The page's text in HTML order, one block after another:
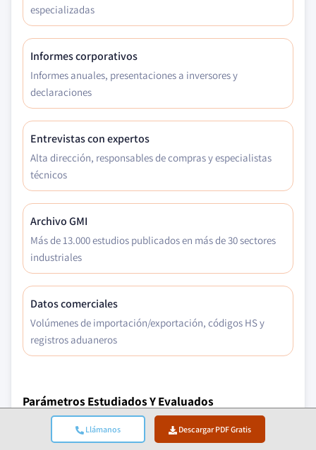
Llámanos Descargar PDF Gratis
especializadas
Informes corporativos
Informes anuales, presentaciones a inversores y
declaraciones
Entrevistas con expertos
Alta dirección, responsables de compras y especialistas
técnicos
Archivo GMI
Más de 13.000 estudios publicados en más de 30 sectores
industriales
Datos comerciales
Volúmenes de importación/exportación, códigos HS y
registros aduaneros
Parámetros Estudiados Y Evaluados
Factores Macroeconómicos